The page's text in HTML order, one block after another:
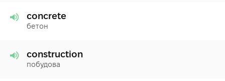
concrete
бетон
construction
побудова